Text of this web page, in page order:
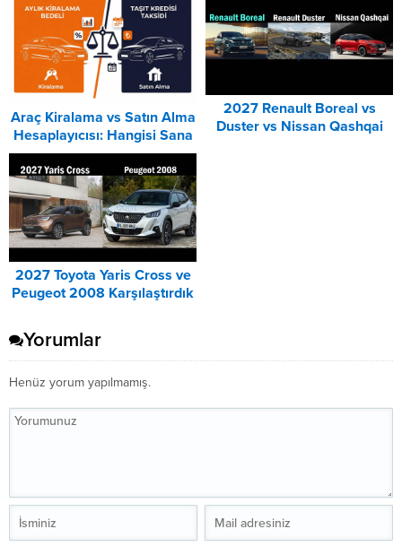
Araç Kiralama vs Satın Alma
Hesaplayıcısı: Hangisi Sana
Uygun? – 2026
2027 Renault Boreal vs
Duster vs Nissan Qashqai
2027 Toyota Yaris Cross ve
Peugeot 2008 Karşılaştırdık
Yorumlar
Henüz yorum yapılmamış.